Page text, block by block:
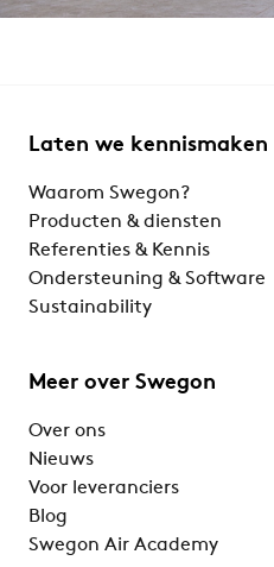
Laten we kennismaken
Waarom Swegon?
Producten & diensten
Referenties & Kennis
Ondersteuning & Software
Sustainability
Meer over Swegon
Over ons
Nieuws
Voor leveranciers
Blog
Swegon Air Academy